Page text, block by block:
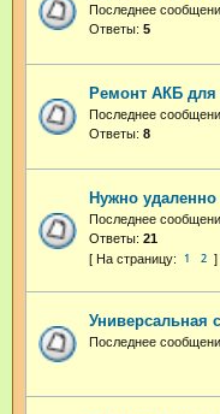
Последнее
Ответы: 5
Ремонт АКБ для
Последнее
Ответы: 8
Нужно
Последнее
Ответы: 21
1 2
Универсальная
Последнее